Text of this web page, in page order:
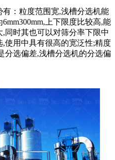
：粒度范围宽,浅槽分选机能
上下限度比较高,能
同时其也可以对筛分率下限中
,使用中具有很高的宽泛性;精度
分选偏差,浅槽分选机的分选偏